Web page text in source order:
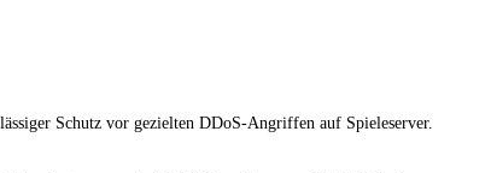
Schutz vor gezielten DDoS-Angriffen auf Spieleserver.